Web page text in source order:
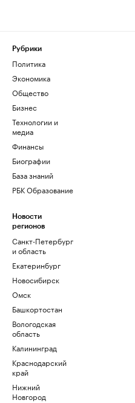
Рубрики
Политика
Экономика
Общество
Бизнес
Технологии и
медиа
Финансы
Биографии
База знаний
РБК Образование
Новости
регионов
Санкт-Петербург
и область
Екатеринбург
Новосибирск
Омск
Башкортостан
Вологодская
область
Калининград
Краснодарский
край
Нижний
Новгород